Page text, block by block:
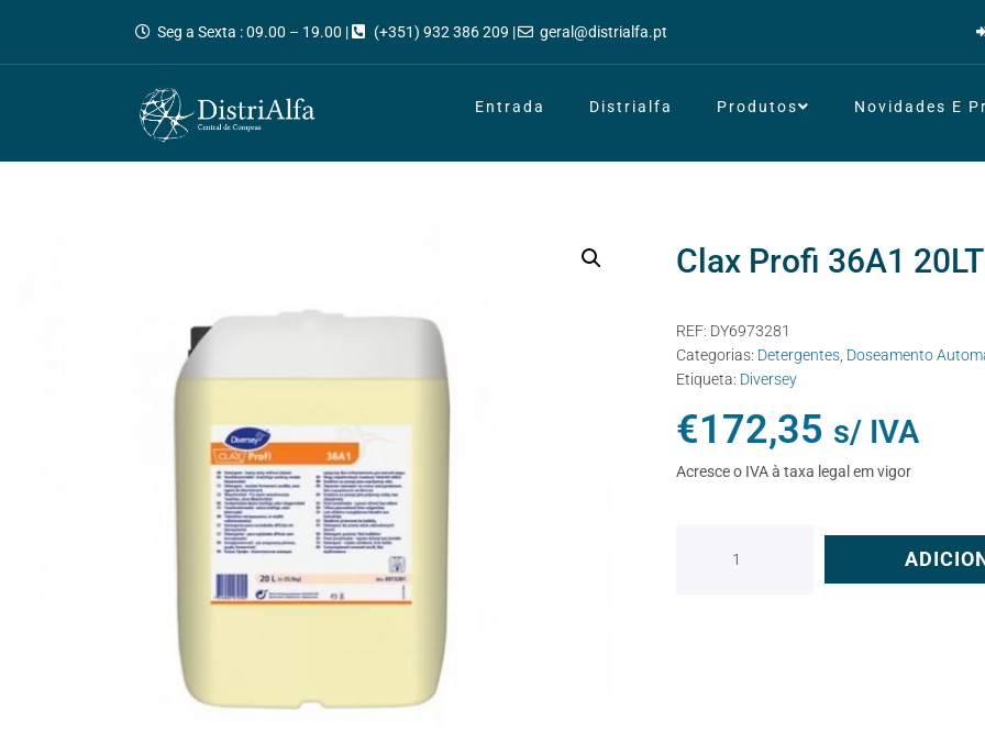
Seg a Sexta : 09.00 – 19.00 | (+351) 932 386 209 | geral@distrialfa.pt
Entrada Distrialfa Produtos Novidades E
Clax Profi 36A1 20LT
REF: DY6973281
Categorias: Detergentes Doseamento
Etiqueta: Diversey
€172,35 s/ IVA
Acresce o IVA à taxa legal em vigor